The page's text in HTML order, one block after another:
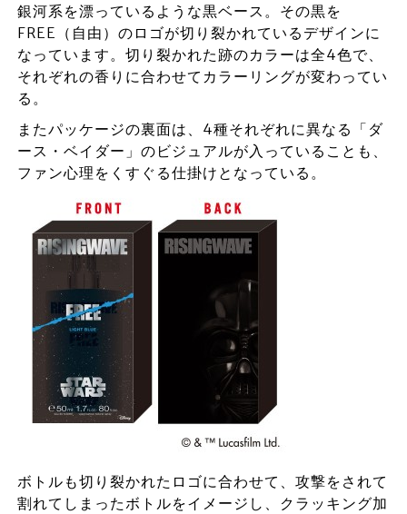
銀河系を漂っているような黒ベース。その黒を
FREE（自由）のロゴが切り裂かれているデザインに
なっています。切り裂かれた跡のカラーは全4色で、
それぞれの香りに合わせてカラーリングが変わってい
る。
またパッケージの裏面は、4種それぞれに異なる「ダ
ース・ベイダー」のビジュアルが入っていることも、
ファン心理をくすぐる仕掛けとなっている。
ボトルも切り裂かれたロゴに合わせて、攻撃をされて
割れてしまったボトルをイメージし、クラッキング加